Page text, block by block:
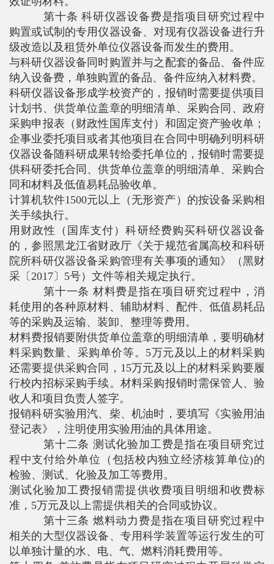
第十条 科研仪器设备费是指项目研究过程中
购置或试制的专用仪器设备、对现有仪器设备进行升
级改造以及租赁外单位仪器设备而发生的费用。
与科研仪器设备同时购置并与之配套的备品、备件应
纳入设备费，单独购置的备品、备件应纳入材料费。
科研仪器设备形成学校资产的，报销时需要提供项目
计划书、供货单位盖章的明细清单、采购合同、政府
采购申报表（财政性国库支付）和固定资产验收单；
企事业委托项目或者其他项目在合同中明确列明科研
仪器设备随科研成果转给委托单位的，报销时需要提
供科研委托合同、供货单位盖章的明细清单、采购合
同和材料及低值易耗品验收单。
计算机软件1500元以上（无形资产）的按设备采购相
关手续执行。
用财政性（国库支付）科研经费购买科研仪器设备
的，参照黑龙江省财政厅《关于规范省属高校和科研
院所科研仪器设备采购管理有关事项的通知》（黑财
采〔2017〕 5号）文件等相关规定执行。
第十一条 材料费是指在项目研究过程中，消
耗使用的各种原材料、辅助材料、配件、低值易耗品
等的采购及运输、装卸、整理等费用。
材料费报销要附供货单位盖章的明细清单，要明确材
料采购数量、采购单价等。 5万元及以上的材料采购
还需要提供采购合同， 15万元及以上的材料采购要履
行校内招标采购手续。材料采购报销时需保管人、验
收人和项目负责人签字。
报销科研实验用汽、柴、机油时，要填写《实验用油
登记表》，注明使用实验用油的具体用途。
第十二条 测试化验加工费是指在项目研究过
程中支付给外单位（包括校内独立经济核算单位)的
检验、测试、化验及加工等费用。
测试化验加工费报销需提供收费项目明细和收费标
准， 5万元及以上需提供相关的合同或协议。
第十三条 燃料动力费是指在项目研究过程中
相关的大型仪器设备、专用科学装置等运行发生的可
以单独计量的水、电、气、燃料消耗费用等。